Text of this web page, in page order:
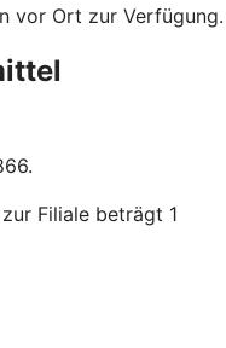
vor Ort zur Verfügung.
Filiale beträgt 1